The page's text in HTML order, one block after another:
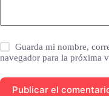
Guarda mi nombre,
navegador para la próxima
Publicar el